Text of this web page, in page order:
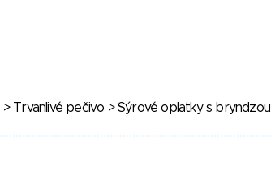
> Trvanlivé pečivo > Sýrové oplatky s bryndzou